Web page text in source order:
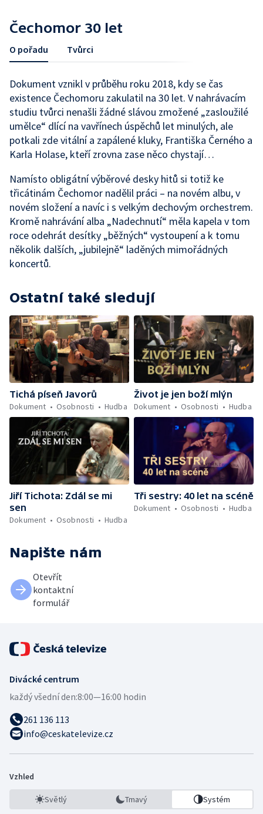
Čechomor 30 let
O pořadu Tvůrci
Dokument vznikl v průběhu roku 2018, kdy se čas
existence Čechomoru zakulatil na 30 let. V nahrávacím
studiu tvůrci nenašli žádné slávou zmožené „zasloužilé
umělce“ dlící na vavřínech úspěchů let minulých, ale
potkali zde vitální a zapálené kluky, Františka Černého a
Karla Holase, kteří zrovna zase něco chystají…
Namísto obligátní výběrové desky hitů si totiž ke
třicátinám Čechomor nadělil práci – na novém albu, v
novém složení a navíc i s velkým dechovým orchestrem.
Kromě nahrávání alba „Nadechnutí“ měla kapela v tom
roce odehrát desítky „běžných“ vystoupení a k tomu
několik dalších, „jubilejně“ laděných mimořádných
koncertů.
Ostatní také sledují
Tichá píseň Javorů
Dokument
Osobnosti Hudba
Život je jen boží mlýn
Dokument
Osobnosti Hudba
Jiří Tichota: Zdál se mi
sen
Dokument
Osobnosti Hudba
Tři sestry: 40 let na scéně
Dokument
Osobnosti Hudba
Napište nám
Otevřít
kontaktní
formulář
Divácké centrum
každý všední den:8:00—16:00 hodin
261 136 113
info@ceskatelevize.cz
Vzhled
Světlý Tmavý Systém